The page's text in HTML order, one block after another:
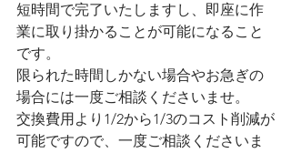
短時間で完了いたしますし、即座に作
業に取り掛かることが可能になること
です。
限られた時間しかない場合やお急ぎの
場合には一度ご相談くださいませ。
交換費用より1/2から1/3のコスト削減が
可能ですので、一度ご相談くださいま